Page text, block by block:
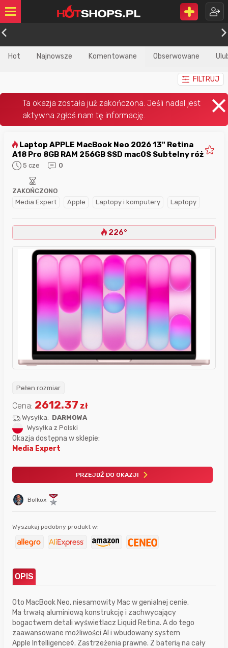
Hot Najnowsze Komentowane Obserwowane
FILTRUJ
A18 Pro 8GB RAM 256GB SSD macOS Subtelny róż
5 cze 0
Media Expert Apple Laptopy i komputery Laptopy
ZAKOŃCZONO
226°
Pełen rozmiar
Bolkox
Cena: 2612.37 zł
Wysyłka: DARMOWA
Wysyłka z Polski
Okazja dostępna w sklepie:
Media Expert
PRZEJDŹ DO OKAZJI
Wyszukaj podobny produkt w:
OPIS
Oto MacBook Neo, niesamowity Mac w genialnej cenie.
Ma trwałą aluminiową konstrukcję i zachwycający
bogactwem detali wyświetlacz Liquid Retina. A do tego
zaawansowane możliwości AI i wbudowany system
Apple Intelligence◊. Zastrzeżenia prawne. Z baterią na cały